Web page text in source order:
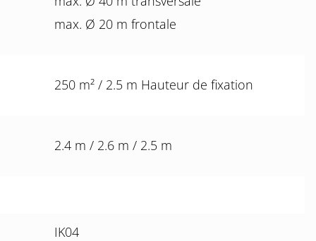
max. Ø 20 m frontale
250 m² / 2.5 m Hauteur de fixation
2.4 m / 2.6 m / 2.5 m
IK04